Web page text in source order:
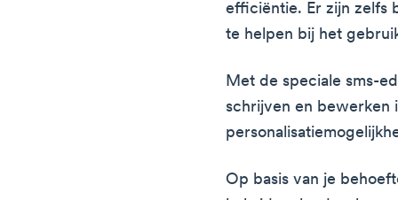
efficiëntie. Er zijn zelfs
te helpen bij het
Met de speciale sms-
schrijven en bewerken
Op basis van je